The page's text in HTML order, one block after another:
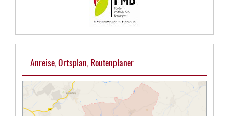
Anreise, Ortsplan, Routenplaner